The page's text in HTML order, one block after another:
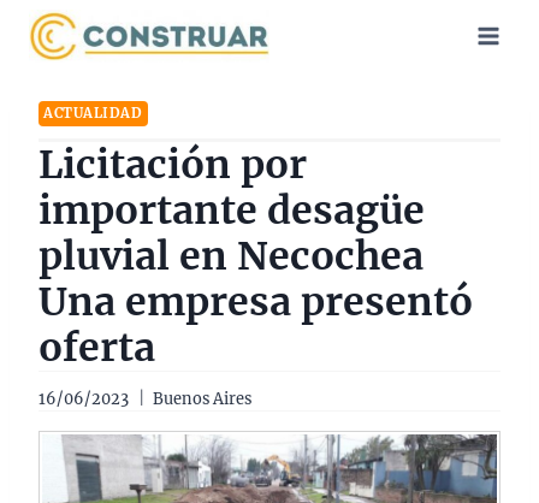
Saltar
ACTUALIDAD
Licitación por
importante desagüe
pluvial en Necochea
Una empresa presentó
oferta
16/06/2023 Buenos Aires